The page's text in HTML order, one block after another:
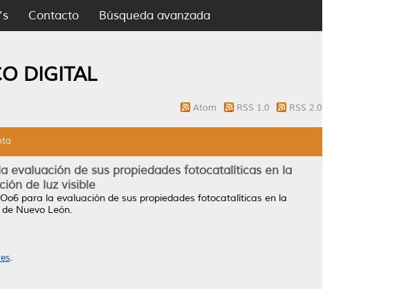
Contacto Búsqueda avanzada
DIGITAL
Atom RSS 1.0 RSS 2.0
evaluación de sus propiedades fotocatalíticas en la
de luz visible
para la evaluación de sus propiedades fotocatalíticas en la
Nuevo León.
.